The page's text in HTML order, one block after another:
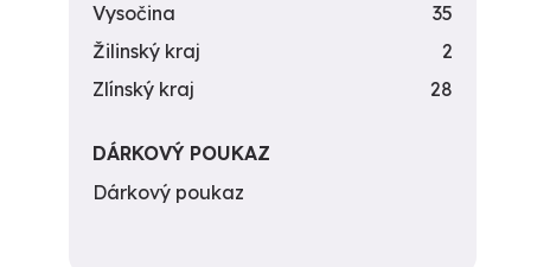
Vysočina
35
Žilinský kraj
2
Zlínský kraj
28
DÁRKOVÝ POUKAZ
Dárkový poukaz